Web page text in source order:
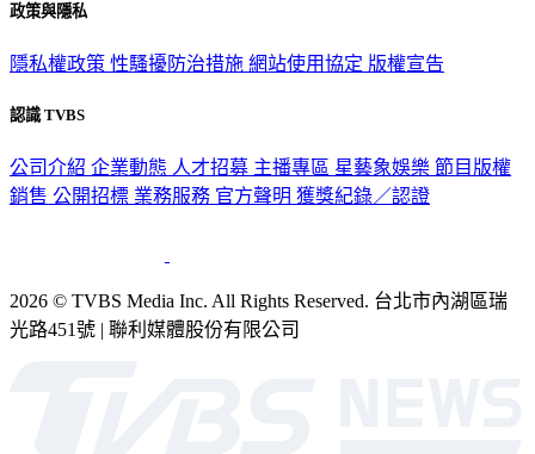
政策與隱私
隱私權政策 性騷擾防治措施 網站使用協定 版權宣告
認識 TVBS
公司介紹 企業動態 人才招募 主播專區 星藝象娛樂 節目版權
銷售 公開招標 業務服務 官方聲明 獲獎紀錄／認證
2026 © TVBS Media Inc. All Rights Reserved. 台北市內湖區瑞
光路451號 | 聯利媒體股份有限公司